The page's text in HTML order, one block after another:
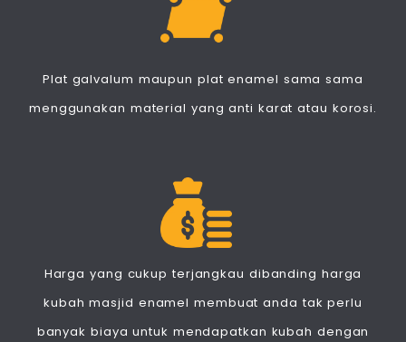
Plat galvalum maupun plat enamel sama sama
menggunakan material yang anti karat atau korosi.
Harga yang cukup terjangkau dibanding harga
kubah masjid enamel membuat anda tak perlu
banyak biaya untuk mendapatkan kubah dengan